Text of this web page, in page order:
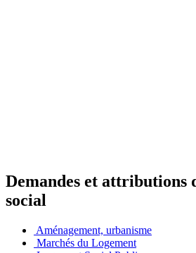
Demandes et attributions
social
Aménagement, urbanisme
Marchés du Logement